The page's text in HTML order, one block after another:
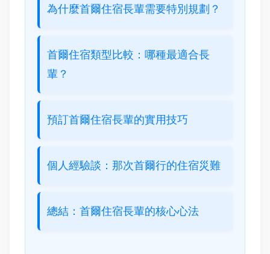
為什麼首爾住宿長輩需要特別規劃？
首爾住宿類型比較：哪種最適合長
輩？
預訂首爾住宿長輩的實用技巧
個人經驗談：那次首爾行的住宿災難
總結：首爾住宿長輩的核心心法